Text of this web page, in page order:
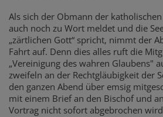
Als sich der Obmann der
auch noch zu Wort meldet und die
„zärtlichen Gott“ spricht, nimmt der
Fahrt auf. Denn dies alles ruft die
„Vereinigung des wahren Glaubens"
zweifeln an der Rechtgläubigkeit der
den ganzen Abend über emsig
mit einem Brief an den Bischof und
Vortrag nicht sofort abgebrochen